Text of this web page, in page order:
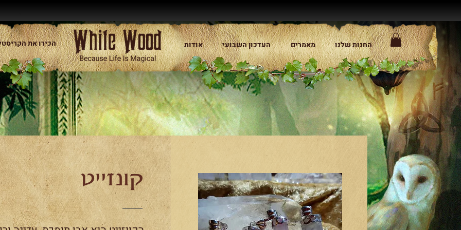
החנות שלנו מאמרים העדכון השבועי אודות הכירו את
קונזייט